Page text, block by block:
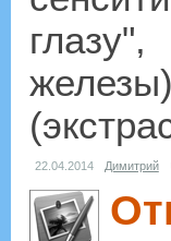
22.04.2014 Димитрий